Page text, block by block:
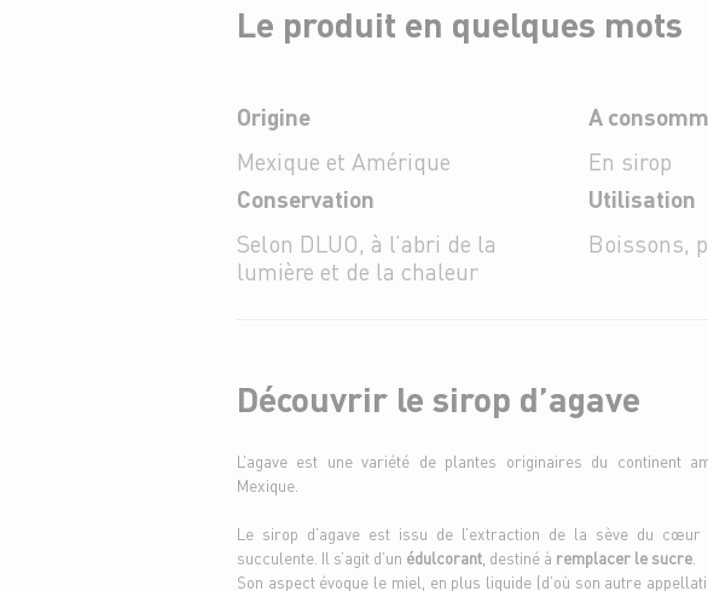
Le produit en quelques mots
Origine
Mexique et Amérique
A
En sirop
Conservation
Selon DLUO, à l’abri de la
lumière et de la chaleur
Utilisation
Boissons,
Découvrir le sirop d’agave
L’agave est une variété de plantes originaires du continent
Mexique.
Le sirop d’agave est issu de l’extraction de la sève du cœur
succulente. Il s’agit d’un édulcorant , destiné à remplacer le sucre
Son aspect évoque le miel, en plus liquide (d’où son autre